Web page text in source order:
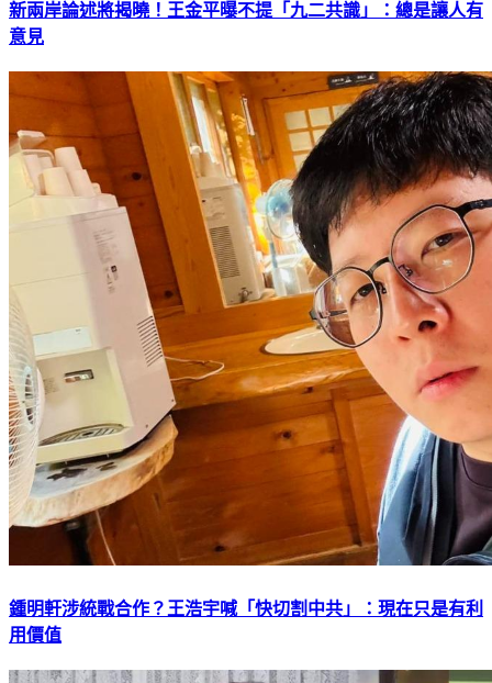
新兩岸論述將揭曉！王金平曝不提「九二共識」：總是讓人有
意見
鍾明軒涉統戰合作？王浩宇喊「快切割中共」：現在只是有利
用價值